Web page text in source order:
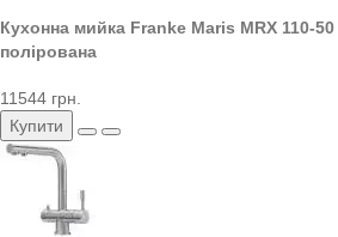
Кухонна мийка Franke Maris MRX 110-50
полірована
11544 грн.
Купити